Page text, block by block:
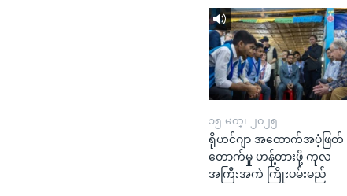
၁၅ မတ္၊ ၂၀၂၅
ရိုဟင်ဂျာ အထောက်အပံ့ဖြတ်
တောက်မှု ဟန့်တားဖို့ ကုလ
အကြီးအကဲ ကြိုးပမ်းမည်